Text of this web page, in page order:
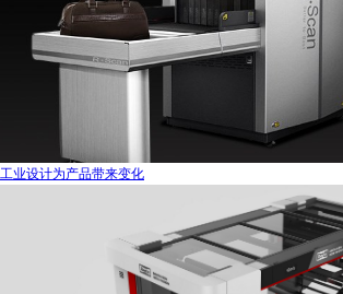
工业设计为产品带来变化